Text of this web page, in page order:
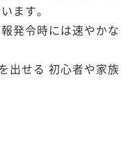
ます。
発令時には速やかな
出せる 初心者や家族